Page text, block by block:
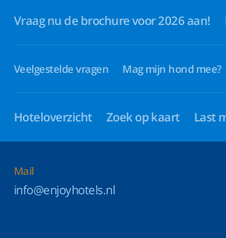
Vraag nu de brochure voor 2026 aan!
Veelgestelde vragen Mag mijn hond mee?
Hoteloverzicht Zoek op kaart Last
Mail
info@enjoyhotels.nl